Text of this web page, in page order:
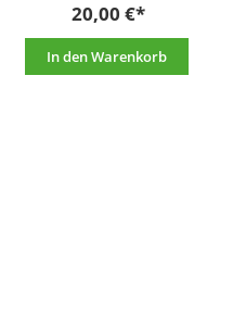
20,00 €
In den Warenkorb